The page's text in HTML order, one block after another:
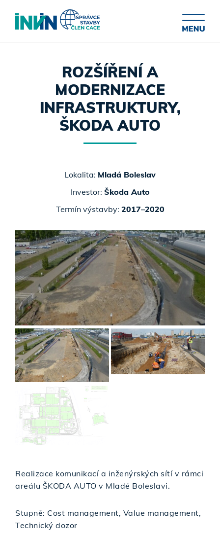
ROZŠÍŘENÍ A
MODERNIZACE
INFRASTRUKTURY,
ŠKODA AUTO
Lokalita: Mladá Boleslav
Investor: Škoda Auto
Termín výstavby: 2017–2020
Realizace komunikací a inženýrských sítí v rámci
areálu ŠKODA AUTO v Mladé Boleslavi.
Stupně: Cost management, Value management,
Technický dozor